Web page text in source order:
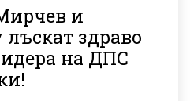
и
лъскат здраво
на ДПС